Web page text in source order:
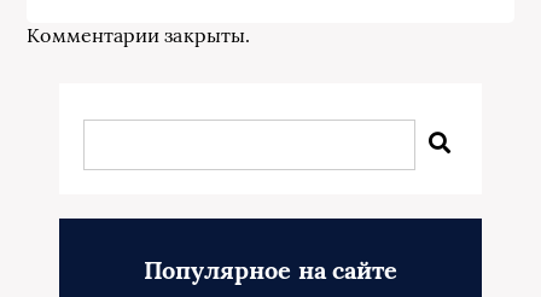
Комментарии закрыты.
Популярное на сайте